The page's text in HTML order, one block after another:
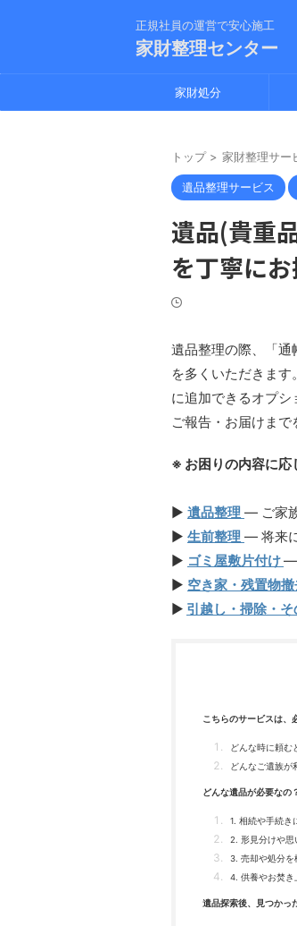
正規社員の運営で安心施工
家財整理センター
家財処分
トップ > 家財整理サー
遺品整理サービス
遺品(貴重
を丁寧に
遺品整理の際、「通
を多くいただきま
に追加できるオプシ
ご報告・お届けまで
※ お困りの内容に
▶︎ 遺品整理 — ご家
▶︎ 生前整理 — 将来
▶︎ ゴミ屋敷片付け—
▶︎ 空き家・残置物
▶︎ 引越し・掃除・
こちらのサービスは、
どんな時に頼む
どんなご遺族が
どんな遺品が必要なの
1. 相続や手続き
2. 形見分けや思
3. 売却や処分を
4. 供養やお焚き
遺品探索後、見つかっ